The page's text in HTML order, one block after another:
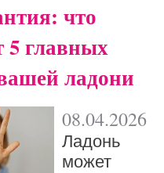
что
5 главных
ладони
08.04.2026
Ладонь
может